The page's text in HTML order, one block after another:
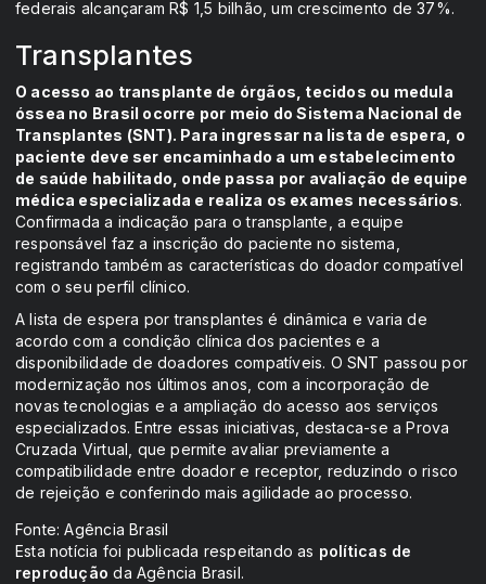
federais alcançaram R$ 1,5 bilhão, um crescimento de 37%.
Transplantes
O acesso ao transplante de órgãos, tecidos ou medula
óssea no Brasil ocorre por meio do Sistema Nacional de
Transplantes (SNT). Para ingressar na lista de espera, o
paciente deve ser encaminhado a um estabelecimento
de saúde habilitado, onde passa por avaliação de equipe
médica especializada e realiza os exames necessários.
Confirmada a indicação para o transplante, a equipe
responsável faz a inscrição do paciente no sistema,
registrando também as características do doador compatível
com o seu perfil clínico.
A lista de espera por transplantes é dinâmica e varia de
acordo com a condição clínica dos pacientes e a
disponibilidade de doadores compatíveis. O SNT passou por
modernização nos últimos anos, com a incorporação de
novas tecnologias e a ampliação do acesso aos serviços
especializados. Entre essas iniciativas, destaca-se a Prova
Cruzada Virtual, que permite avaliar previamente a
compatibilidade entre doador e receptor, reduzindo o risco
de rejeição e conferindo mais agilidade ao processo.
Fonte: Agência Brasil
Esta notícia foi publicada respeitando as políticas de
reprodução da Agência Brasil.